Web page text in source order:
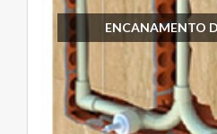
ENCANAMENTO